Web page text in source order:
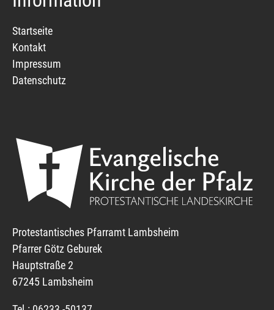
Startseite
Kontakt
Impressum
Datenschutz
Protestantisches Pfarramt Lambsheim
Pfarrer Götz Geburek
Hauptstraße 2
67245 Lambsheim